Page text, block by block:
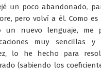
un poco abandonado,
pero volví a él. Como
un nuevo lenguaje, me
muy sencillas
lo he hecho para
(sabiendo los